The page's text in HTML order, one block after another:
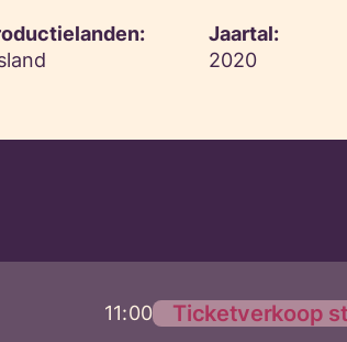
Jaartal:
2020
11:00 Ticketverkoop